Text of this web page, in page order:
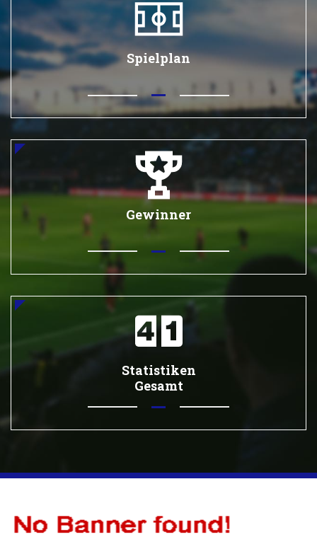
Spielplan
Gewinner
Statistiken
Gesamt